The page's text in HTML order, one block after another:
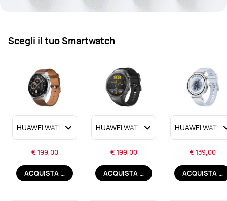
Scegli il tuo Smartwatch
€ 199,00
ACQUISTA ORA
€ 199,00
ACQUISTA ORA
€ 139,00
ACQUISTA ORA